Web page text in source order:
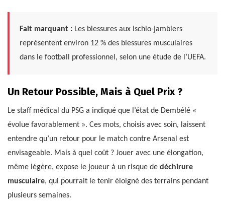
Fait marquant : Les blessures aux ischio-jambiers
représentent environ 12 % des blessures musculaires
dans le football professionnel, selon une étude de l’UEFA.
Un Retour Possible, Mais à Quel Prix ?
Le staff médical du PSG a indiqué que l’état de Dembélé «
évolue favorablement ». Ces mots, choisis avec soin, laissent
entendre qu’un retour pour le match contre Arsenal est
envisageable. Mais à quel coût ? Jouer avec une élongation,
même légère, expose le joueur à un risque de déchirure
musculaire, qui pourrait le tenir éloigné des terrains pendant
plusieurs semaines.